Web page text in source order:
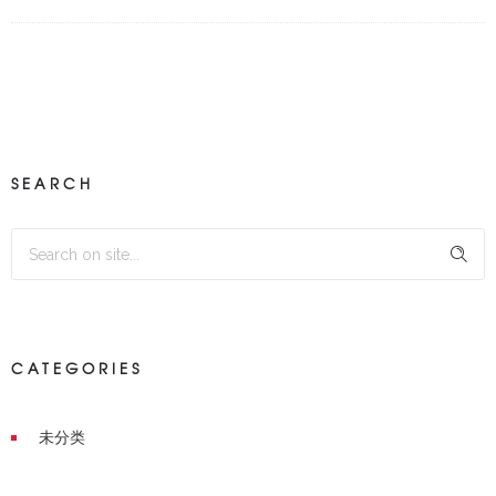
SEARCH
CATEGORIES
未分类